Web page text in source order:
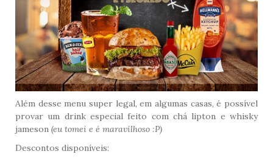
Além desse menu super legal, em algumas casas, é possível
provar um drink especial feito com chá lipton e whisky
jameson (eu tomei e é maravilhoso :P)
Descontos disponíveis: